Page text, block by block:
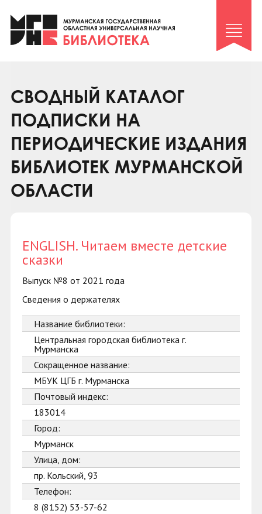
Клуб «Гиря и сельдерей»
Клуб «Семейный архив»
Коллегам
Контакты
СВОДНЫЙ КАТАЛОГ
ПОДПИСКИ НА
ПЕРИОДИЧЕСКИЕ ИЗДАНИЯ
БИБЛИОТЕК МУРМАНСКОЙ
ОБЛАСТИ
ENGLISH. Читаем вместе детские
сказки
Выпуск №8 от 2021 года
Сведения о держателях
Название библиотеки:
Центральная городская библиотека г.
Мурманска
Сокращенное название:
МБУК ЦГБ г. Мурманска
Почтовый индекс:
183014
Город:
Мурманск
Улица, дом:
пр. Кольский, 93
Телефон:
8 (8152) 53-57-62